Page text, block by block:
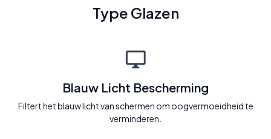
Type Glazen
Blauw Licht Bescherming
Filtert het blauw licht van schermen om oogvermoeidheid te
verminderen.